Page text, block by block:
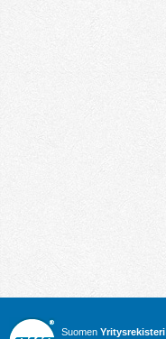
Suomen Yritysrekisteri